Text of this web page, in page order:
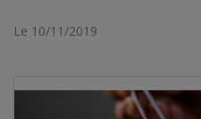
Le 10/11/2019